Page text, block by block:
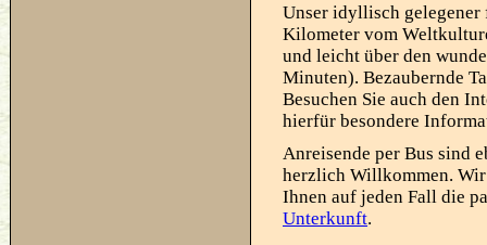
Unser idyllisch
Kilometer vom
und leicht über den
Minuten). Bezaubernde
Besuchen Sie auch den
hierfür besondere
Anreisende per Bus sind
herzlich Willkommen.
Ihnen auf jeden Fall die
Unterkunft.